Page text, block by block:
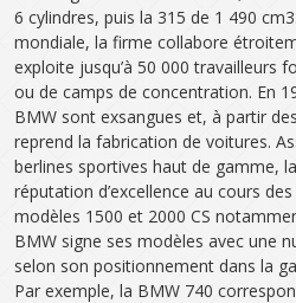
6 cylindres, puis la 315 de 1 490
mondiale, la firme collabore
exploite jusqu’à 50 000 travailleurs
ou de camps de concentration. En
BMW sont exsangues et, à partir
reprend la fabrication de voitures.
berlines sportives haut de gamme,
réputation d’excellence au cours
modèles 1500 et 2000 CS
BMW signe ses modèles avec une
selon son positionnement dans la
Par exemple, la BMW 740